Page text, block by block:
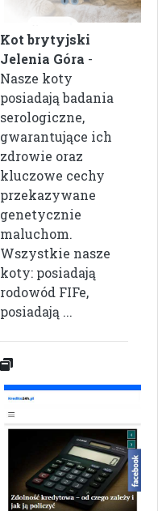
Kot brytyjski
Jelenia Góra -
Nasze koty
posiadają badania
serologiczne,
gwarantujące ich
zdrowie oraz
kluczowe cechy
przekazywane
genetycznie
maluchom.
Wszystkie nasze
koty: posiadają
rodowód FIFe,
posiadają ...